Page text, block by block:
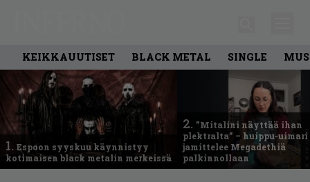
KEIKKAUUTISET BLACK METAL SINGLE
1. Espoon syyskuu käynnistyy
kotimaisen black metalin merkeissä
2. ”Mitalini näyttää ihan
plektralta” – huippu-uimari
jamittelee Megadethiä
palkinnollaan